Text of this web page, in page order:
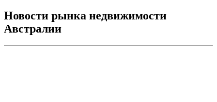
Новости рынка недвижимости
Австралии